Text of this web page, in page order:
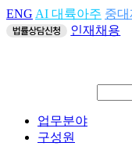
ENG AI 대륙아주 중대
인재채용
업무분야
구성원